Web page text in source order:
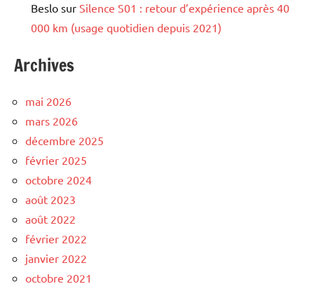
Beslo sur Silence S01 : retour d’expérience après 40
000 km (usage quotidien depuis 2021)
Archives
mai 2026
mars 2026
décembre 2025
février 2025
octobre 2024
août 2023
août 2022
février 2022
janvier 2022
octobre 2021